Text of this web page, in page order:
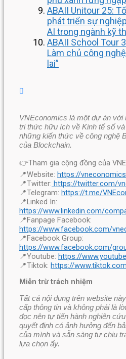
ABAII Unitour 25:
phát triển sự
AI trong ngành kỹ
ABAII School Tour
Làm chủ công
lai”
VNEconomics là một dự án
tri thức hữu ích về Kinh tế số
những kiến thức về công nghệ
của Blockchain.
👉Tham gia cộng đồng của
📍Website: https://
📍Twitter: https://twitter.com/
📍Telegram: https://t.me/
📍Linked In:
https://www.linkedin.com/
📍Fanpage Facebook:
https://www.facebook.com/
📍Facebook Group:
https://www.facebook.com/
📍Youtube: https://
📍Tiktok: https://
Miễn trừ trách nhiệm
Tất cả nội dung trên website
cấp thông tin và không phải là
đọc nên tự tiến hành nghiên
quyết định có ảnh hưởng đến
của mình và sẵn sàng tự chịu
lựa chọn ấy.